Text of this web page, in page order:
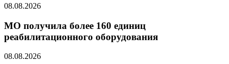
08.08.2026
МО получила более 160 единиц
реабилитационного оборудования
08.08.2026